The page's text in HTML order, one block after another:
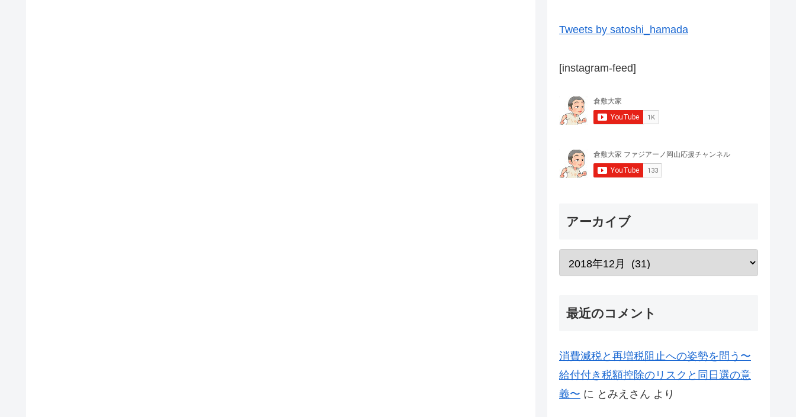
Tweets by satoshi_hamada
[instagram-feed]
アーカイブ
最近のコメント
消費減税と再増税阻止への姿勢を問う〜
給付付き税額控除のリスクと同日選の意
義〜 に とみえさん より